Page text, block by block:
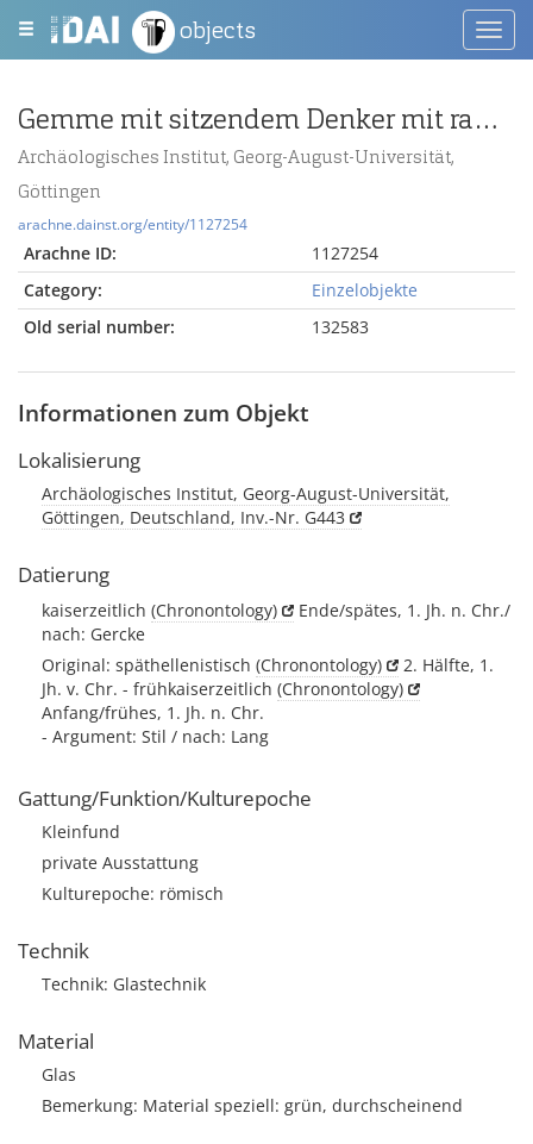
objects
Gemme mit sitzendem Denker mit radius vor Sonnenuhr (Typus D)
Archäologisches Institut, Georg-August-Universität,
Göttingen
arachne.dainst.org/entity/1127254
Arachne ID:
1127254
Category:
Einzelobjekte
Old serial number:
132583
Informationen zum Objekt
Lokalisierung
Archäologisches Institut, Georg-August-Universität,
Göttingen, Deutschland, Inv.-Nr. G443
Datierung
kaiserzeitlich (Chronontology)
Ende/spätes, 1. Jh. n. Chr./
nach: Gercke
Original: späthellenistisch (Chronontology)
2. Hälfte, 1.
Jh. v. Chr. - frühkaiserzeitlich (Chronontology)
Anfang/frühes, 1. Jh. n. Chr.
- Argument: Stil / nach: Lang
Gattung/Funktion/Kulturepoche
Kleinfund
private Ausstattung
Kulturepoche: römisch
Technik
Technik: Glastechnik
Material
Glas
Bemerkung: Material speziell: grün, durchscheinend